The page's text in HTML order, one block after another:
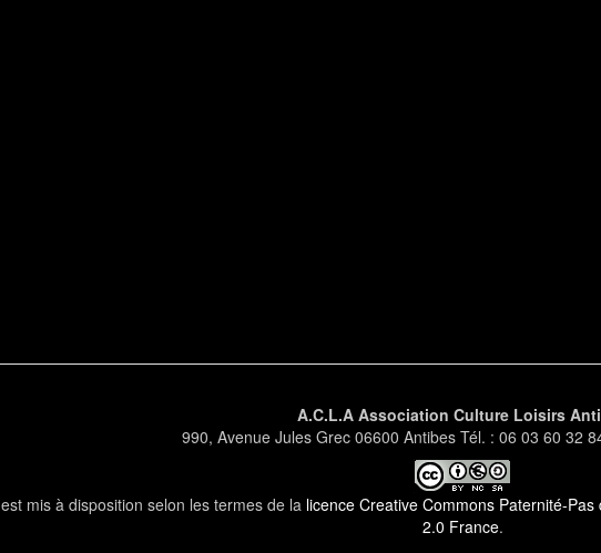
A.C.L.A Association Culture Loisirs
990, Avenue Jules Grec 06600 Antibes Tél. : 06 03 60 32
est mis à disposition selon les termes de la licence Creative Commons Paternité-
2.0 France.